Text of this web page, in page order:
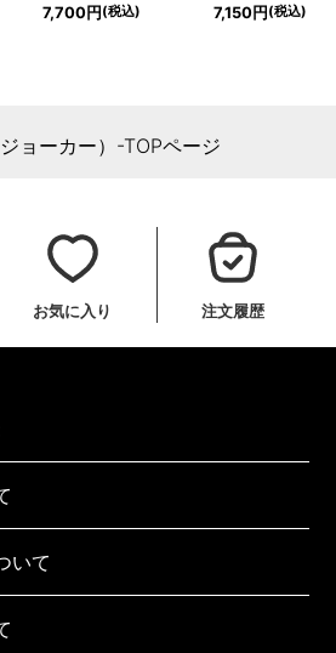
7,700円 (税込) 7,150円 (税込)
ョーカー）-TOPページ
お気に入り 注文履歴
いて